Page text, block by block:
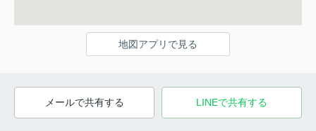
地図アプリで見る
メールで共有する LINEで共有する